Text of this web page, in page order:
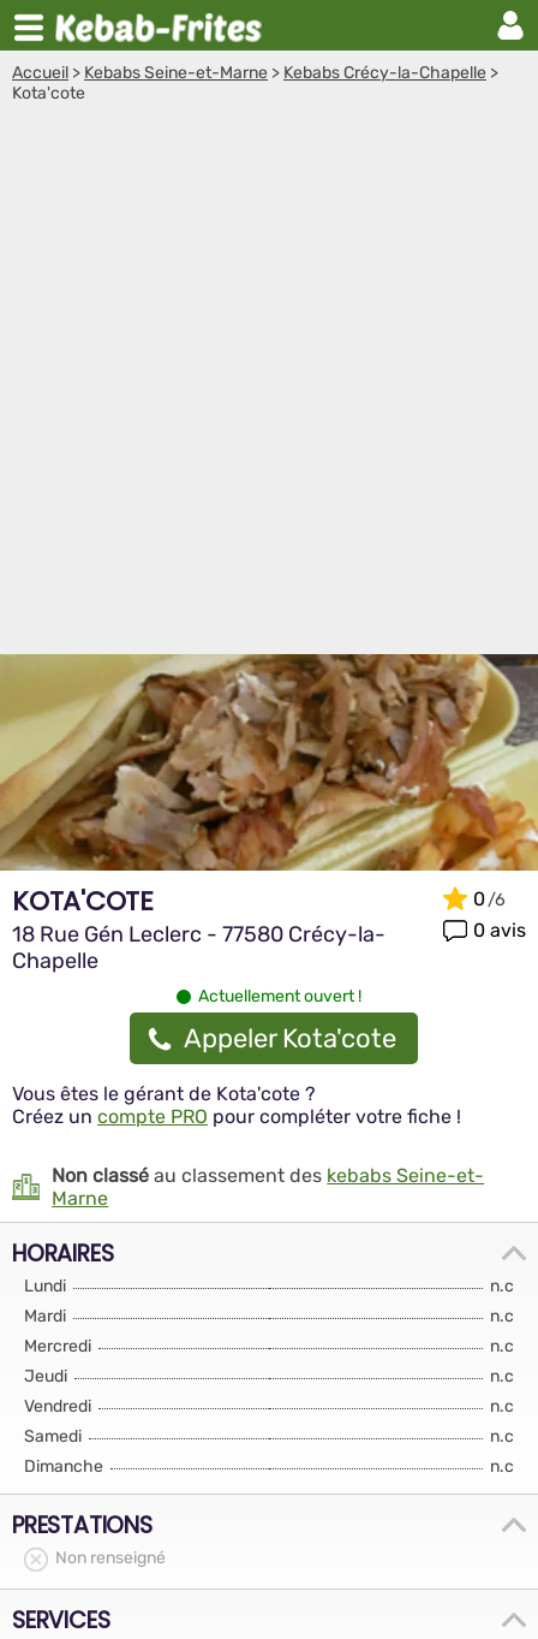
Accueil > Kebabs Seine-et-Marne > Kebabs Crécy-la-Chapelle >
Kota'cote
KOTA'COTE
18 Rue Gén Leclerc - 77580 Crécy-la-
Chapelle
0
0 avis
Actuellement ouvert !
Appeler Kota'cote
Vous êtes le gérant de Kota'cote ?
Créez un compte PRO pour compléter votre fiche !
Non classé au classement des kebabs Seine-et-
Marne
HORAIRES
Lundi
n.c
Mardi
n.c
Mercredi
n.c
Jeudi
n.c
Vendredi
n.c
Samedi
n.c
Dimanche
n.c
PRESTATIONS
Non renseigné
SERVICES